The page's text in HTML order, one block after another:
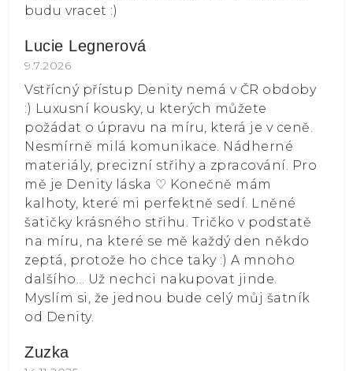
budu vracet :)
Lucie Legnerová
Hodnocení obchodu je 5 z 5 hvězdiček.
9.7.2026
Vstřícný přístup Denity nemá v ČR obdoby
:) Luxusní kousky, u kterých můžete
požádat o úpravu na míru, která je v ceně.
Nesmírně milá komunikace. Nádherné
materiály, precizní střihy a zpracování. Pro
mě je Denity láska ⁠♡ Konečně mám
kalhoty, které mi perfektně sedí. Lněné
šatičky krásného střihu. Tričko v podstatě
na míru, na které se mě každý den někdo
zeptá, protože ho chce taky :) A mnoho
dalšího... Už nechci nakupovat jinde.
Myslím si, že jednou bude celý můj šatník
od Denity.
Zuzka